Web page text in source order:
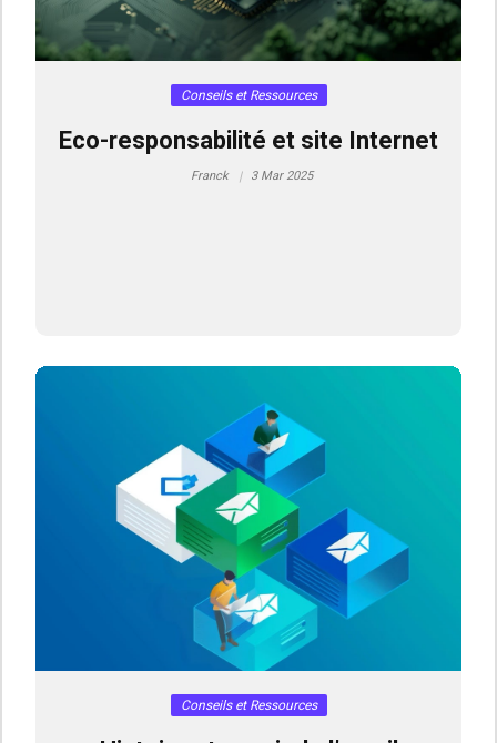
Conseils et Ressources
Eco-responsabilité et site Internet
Franck 3 Mar 2025
Conseils et Ressources